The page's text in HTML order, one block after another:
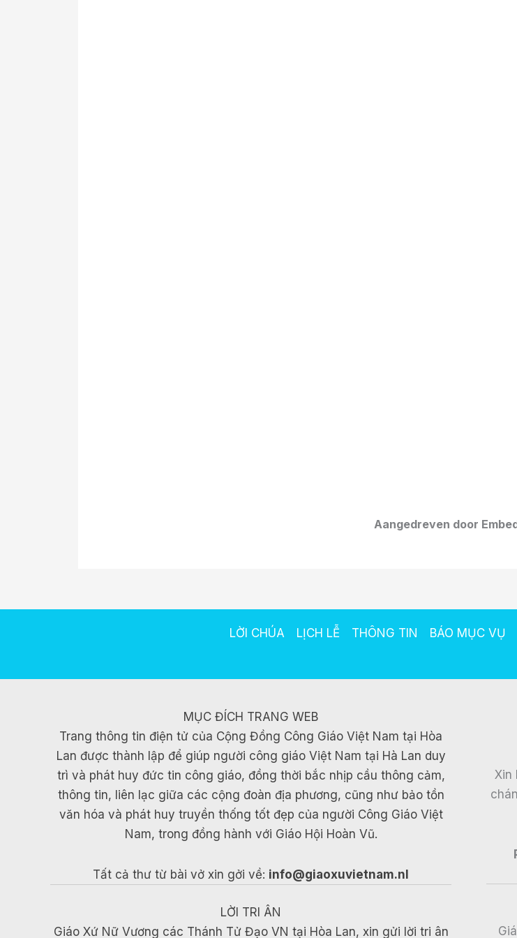
Aangedreven door
LỜI CHÚA LỊCH LỄ THÔNG TIN BÁO MỤC VỤ
MỤC ĐÍCH TRANG WEB
Trang thông tin điện tử của Cộng Đồng Công Giáo Việt Nam tại Hòa
Lan được thành lập để giúp người công giáo Việt Nam tại Hà Lan duy
trì và phát huy đức tin công giáo, đồng thời bắc nhịp cầu thông cảm,
thông tin, liên lạc giữa các cộng đoàn địa phương, cũng như bảo tồn
văn hóa và phát huy truyền thống tốt đẹp của người Công Giáo Việt
Nam, trong đồng hành với Giáo Hội Hoàn Vũ.
Tất cả thư từ bài vở xin gởi về: info@giaoxuvietnam.nl
LỜI TRI ÂN
Giáo Xứ Nữ Vương các Thánh Tử Đạo VN tại Hòa Lan, xin gửi lời tri ân
Xin